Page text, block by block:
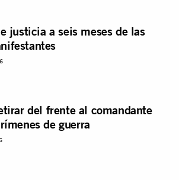
justicia a seis meses de las
del frente al comandante
de guerra